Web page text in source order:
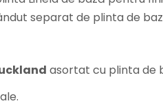
separat de plinta de
asortat cu plinta de